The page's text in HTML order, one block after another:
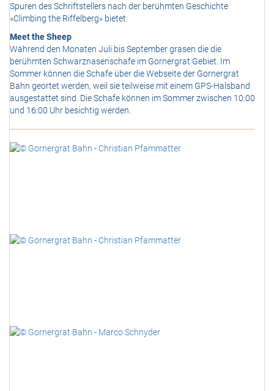
Spuren des Schriftstellers nach der berühmten Geschichte
«Climbing the Riffelberg» bietet.
Meet the Sheep
Während den Monaten Juli bis September grasen die die
berühmten Schwarznasenschafe im Gornergrat Gebiet. Im
Sommer können die Schafe über die Webseite der Gornergrat
Bahn geortet werden, weil sie teilweise mit einem GPS-Halsband
ausgestattet sind. Die Schafe können im Sommer zwischen 10:00
und 16:00 Uhr besichtig werden.